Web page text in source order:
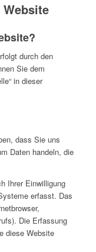
durch den
Sie dem
in dieser
dass Sie uns
Daten handeln, die
Ihrer Einwilligung
erfasst. Das
Die Erfassung
diese Website